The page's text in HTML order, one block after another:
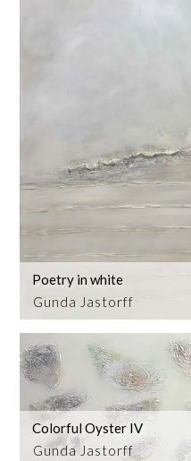
Gunda Jastorff
Poetry in white
Gunda Jastorff
Colorful Oyster IV